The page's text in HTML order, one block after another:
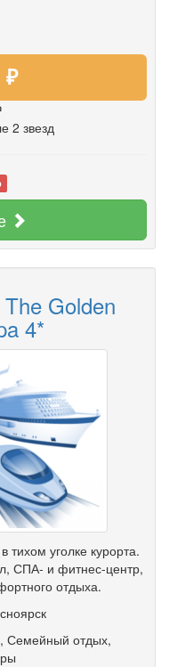
₽
2 звезд
Golden
4*
уголке курорта.
СПА- и фитнес-центр,
отдыха.
, Семейный отдых,